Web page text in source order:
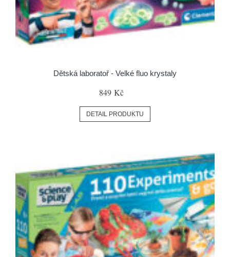
Dětská laboratoř - Velké fluo krystaly
849 Kč
DETAIL PRODUKTU